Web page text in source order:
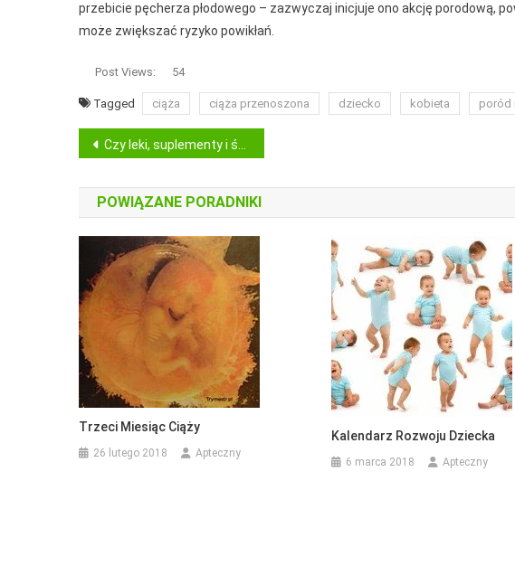
przebicie pęcherza płodowego – zazwyczaj inicjuje ono akcję porodową,
może zwiększać ryzyko powikłań.
Post Views: 54
Tagged ciąża ciąża przenoszona dziecko kobieta poród
Nawigacja
wpisu
Czy leki, suplementy i środki dietetyczne specjalnego przeznaczenia naprawdę nam pomagają?
POWIĄZANE PORADNIKI
Trzeci Miesiąc Ciąży
26 lutego 2018 Apteczny
Kalendarz Rozwoju Dziecka
6 marca 2018 Apteczny